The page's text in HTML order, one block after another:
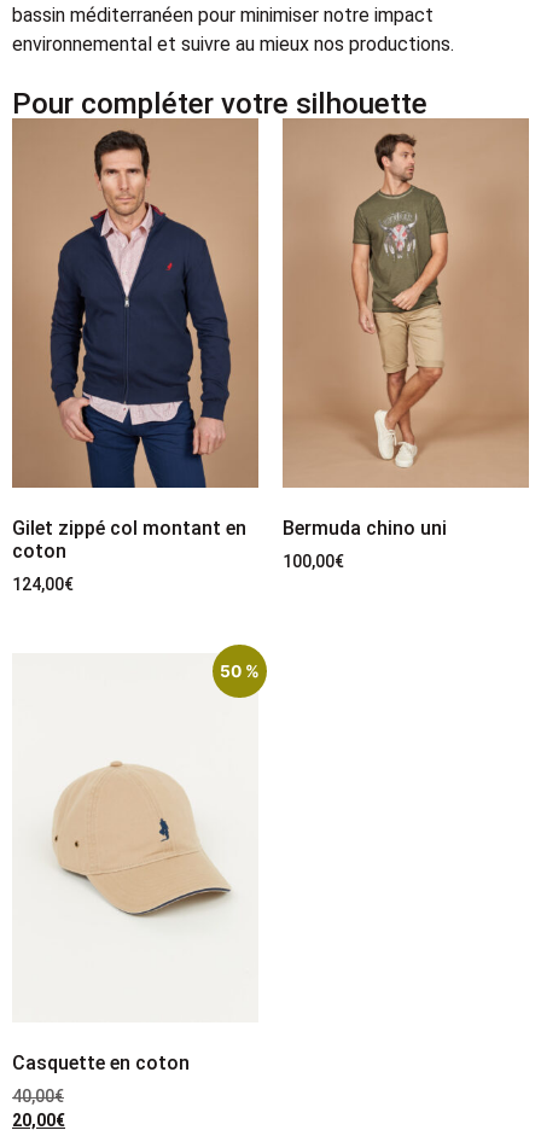
bassin méditerranéen pour minimiser notre impact
environnemental et suivre au mieux nos productions.
Pour compléter votre silhouette
Gilet zippé col montant en
coton
124,00€
Bermuda chino uni
100,00€
50 %
Casquette en coton
40,00€
20,00€